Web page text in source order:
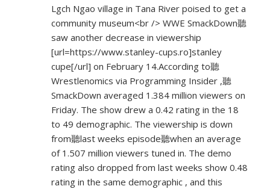
Lgch Ngao village in Tana River poised to get a
community museum<br /> WWE SmackDown聽
saw another decrease in viewership
[url=https://www.stanley-cups.ro]stanley
cupe[/url] on February 14.According to聽
Wrestlenomics via Programming Insider ,聽
SmackDown averaged 1.384 million viewers on
Friday. The show drew a 0.42 rating in the 18
to 49 demographic. The viewership is down
from聽last weeks episode聽when an average
of 1.507 million viewers tuned in. The demo
rating also dropped from last weeks show 0.48
rating in the same demographic , and this